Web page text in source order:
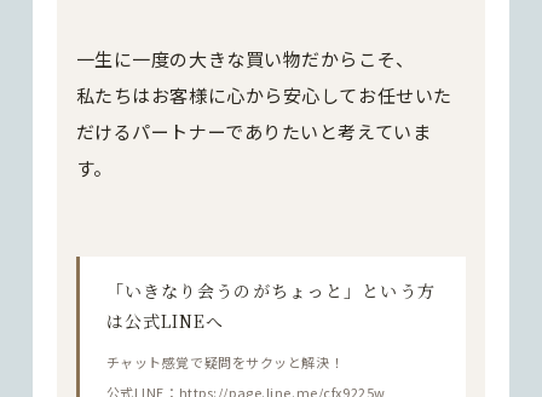
一生に一度の大きな買い物だからこそ、
私たちはお客様に心から安心してお任せいた
だけるパートナーでありたいと考えていま
す。
「いきなり会うのがちょっと」という方
は公式LINEへ
チャット感覚で疑問をサクッと解決！
公式LINE：https://page.line.me/cfx9225w